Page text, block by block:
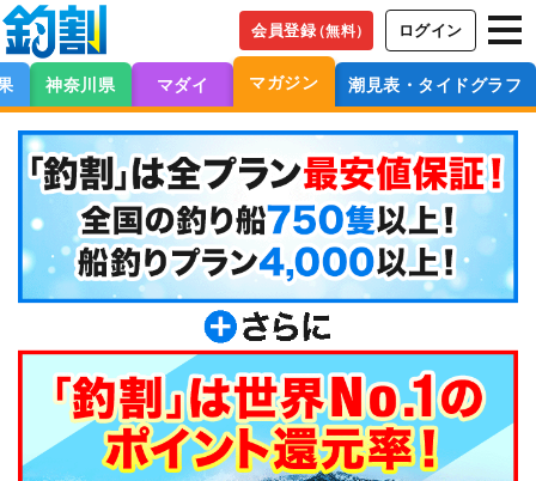
会員登録（無料） ログイン
神奈川県 マダイ マガジン 潮見表・タイドグラフ